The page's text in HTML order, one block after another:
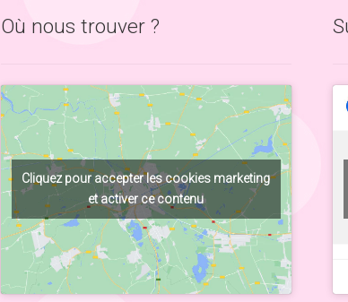
Où nous trouver ?
Cliquez pour accepter les cookies marketing
et activer ce contenu